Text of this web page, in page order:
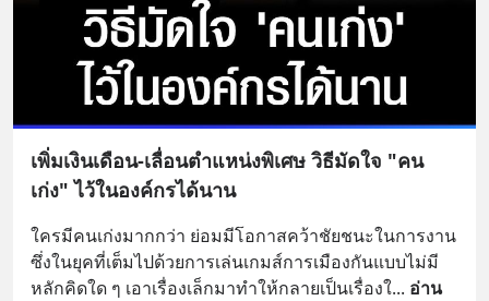
เพิ่มเงินเดือน-เลื่อนตำแหน่งพิเศษ วิธีมัดใจ "คน
เก่ง" ไว้ในองค์กรได้นาน
ใครมีคนเก่งมากกว่า ย่อมมีโอกาสคว้าชัยชนะในการงาน
ซึ่งในยุคที่เต็มไปด้วยการเล่นเกมส์การเมืองกันแบบไม่มี
หลักคิดใด ๆ เอาเรื่องเล็กมาทำให้กลายเป็นเรื่องใ... อ่าน